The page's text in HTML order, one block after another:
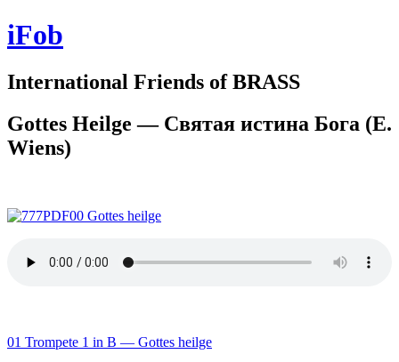
iFob
International Friends of BRASS
Gottes Heilge — Святая истина Бога (E.
Wiens)
00 Gottes heilge
01 Trompete 1 in B — Gottes heilge